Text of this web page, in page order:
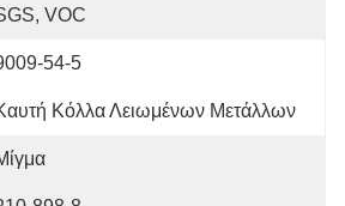
VOC
54-5
Κόλλα Λειωμένων Μετάλλων